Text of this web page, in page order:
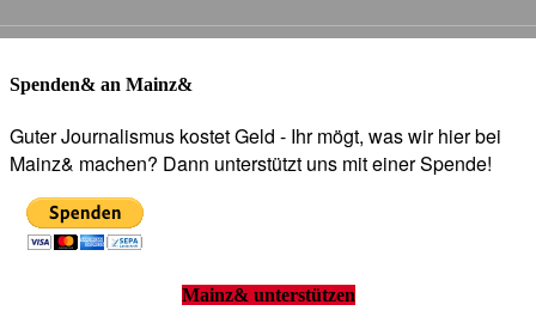
Spenden& an Mainz&
Guter Journalismus kostet Geld - Ihr mögt, was wir hier bei
Mainz& machen? Dann unterstützt uns mit einer Spende!
Mainz& unterstützen